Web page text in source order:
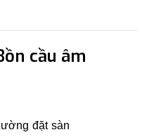
: 23 phố Cát Linh,
Nội.
cầu âm
đặt sàn